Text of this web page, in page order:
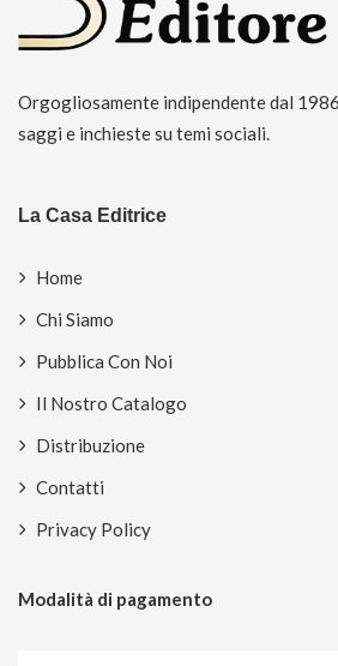
Orgogliosamente indipendente dal
saggi e inchieste su temi sociali.
La Casa Editrice
Home
Chi Siamo
Pubblica Con Noi
Il Nostro Catalogo
Distribuzione
Contatti
Privacy Policy
Modalità di pagamento